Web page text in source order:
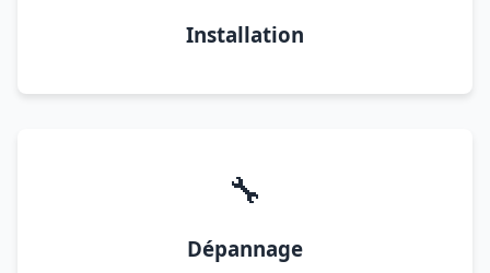
Installation
🔧
Dépannage